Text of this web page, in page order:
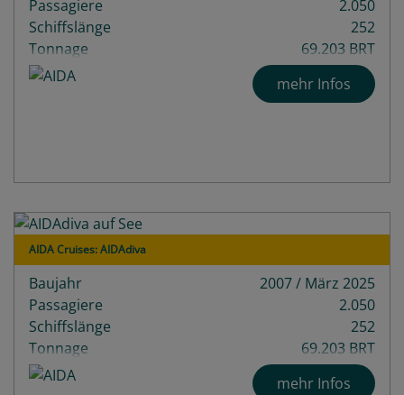
Passagiere
2.050
Schiffslänge
252
Tonnage
69.203 BRT
Decks
13
mehr Infos
AIDA Cruises: AIDAdiva
Baujahr
2007 / März 2025
Passagiere
2.050
Schiffslänge
252
Tonnage
69.203 BRT
Decks
13
mehr Infos